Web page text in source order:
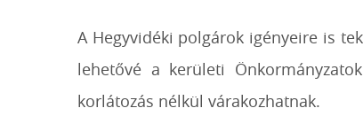
A Hegyvidéki polgárok igényeire is
lehetővé a kerületi
korlátozás nélkül várakozhatnak.